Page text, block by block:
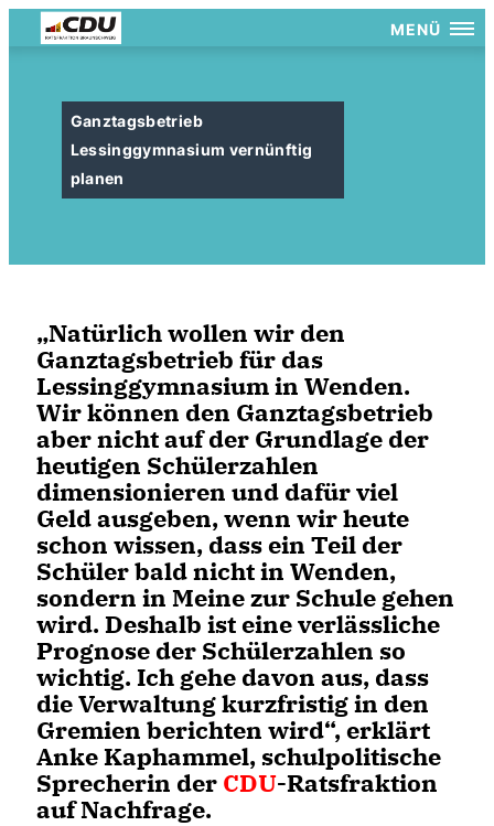
MENÜ
Ganztagsbetrieb
Lessinggymnasium vernünftig
planen
Natürlich wollen wir den
Ganztagsbetrieb für das
Lessinggymnasium in Wenden.
Wir können den Ganztagsbetrieb
aber nicht auf der Grundlage der
heutigen Schülerzahlen
dimensionieren und dafür viel
Geld ausgeben, wenn wir heute
schon wissen, dass ein Teil der
Schüler bald nicht in Wenden,
sondern in Meine zur Schule gehen
wird. Deshalb ist eine verlässliche
Prognose der Schülerzahlen so
wichtig. Ich gehe davon aus, dass
die Verwaltung kurzfristig in den
Gremien berichten wird“, erklärt
Anke Kaphammel, schulpolitische
Sprecherin der CDU-Ratsfraktion
auf Nachfrage.